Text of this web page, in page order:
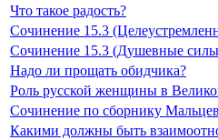
Что такое радость?
Сочинение 15.3
Сочинение 15.3 (Душевные
Надо ли прощать обидчика?
Роль русской женщины в
Сочинение по сборнику
Какими должны быть